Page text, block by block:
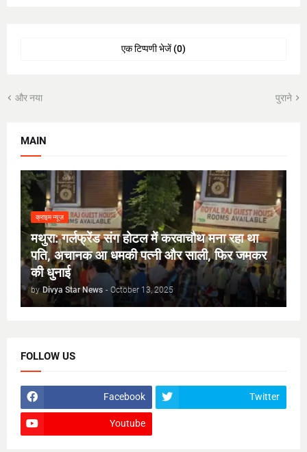
एक टिप्पणी भेजें (0)
और नया पुराने
MAIN
क्राइम न्यूज़
मथुरा: गर्लफ्रेंड संग होटल में करवाचौथ मना रहा था
पति, अचानक आ धमकी पत्नी और साली, फिर जमकर
की धुनाई
by Divya Star News - October 13, 2025
FOLLOW US
Facebook Twitter
Youtube